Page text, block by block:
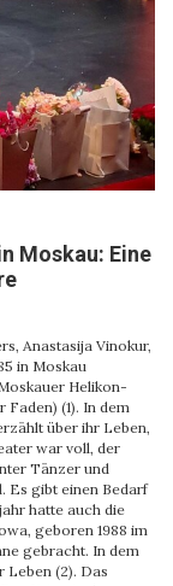
Moskau: Eine
Anastasija Vinokur,
in Moskau
Helikon-
(1). In dem
über ihr Leben,
war voll, der
Tänzer und
Es gibt einen Bedarf
hatte auch die
geboren 1988 im
gebracht. In dem
Leben (2). Das